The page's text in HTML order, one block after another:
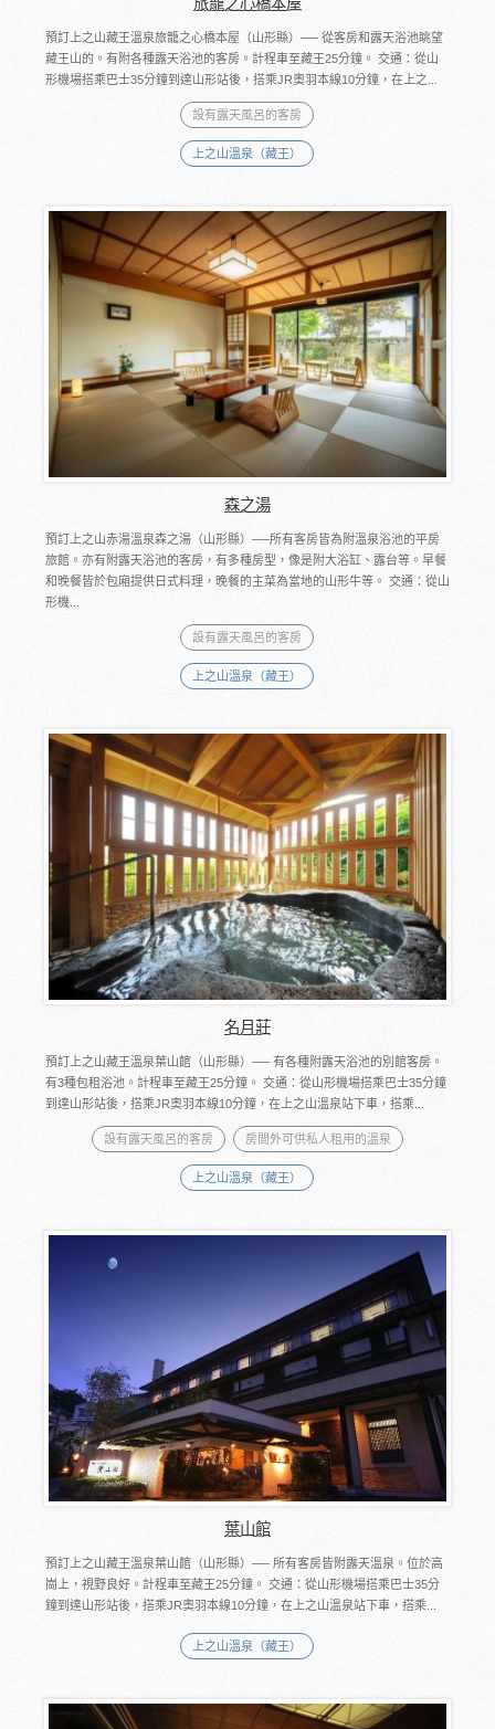
旅籠之心橋本屋
預訂上之山藏王溫泉旅籠之心橋本屋（山形縣）── 從客房和露天浴池眺望
藏王山的。有附各種露天浴池的客房。計程車至藏王25分鐘。 交通：從山
形機場搭乘巴士35分鐘到達山形站後，搭乘JR奧羽本線10分鐘，在上之...
設有露天風呂的客房
上之山溫泉（藏王）
森之湯
預訂上之山赤湯溫泉森之湯（山形縣）──所有客房皆為附溫泉浴池的平房
旅館。亦有附露天浴池的客房，有多種房型，像是附大浴缸、露台等。早餐
和晚餐皆於包廂提供日式料理，晚餐的主菜為當地的山形牛等。 交通：從山
形機...
設有露天風呂的客房
上之山溫泉（藏王）
名月莊
預訂上之山藏王溫泉葉山館（山形縣）── 有各種附露天浴池的別館客房。
有3種包租浴池。計程車至藏王25分鐘。 交通：從山形機場搭乘巴士35分鐘
到達山形站後，搭乘JR奧羽本線10分鐘，在上之山溫泉站下車，搭乘...
設有露天風呂的客房 房間外可供私人租用的溫泉
上之山溫泉（藏王）
葉山館
預訂上之山藏王溫泉葉山館（山形縣）── 所有客房皆附露天溫泉。位於高
崗上，視野良好。計程車至藏王25分鐘。 交通：從山形機場搭乘巴士35分
鐘到達山形站後，搭乘JR奧羽本線10分鐘，在上之山溫泉站下車，搭乘...
上之山溫泉（藏王）